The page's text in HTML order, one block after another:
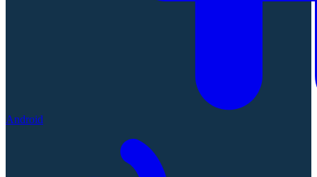
Android